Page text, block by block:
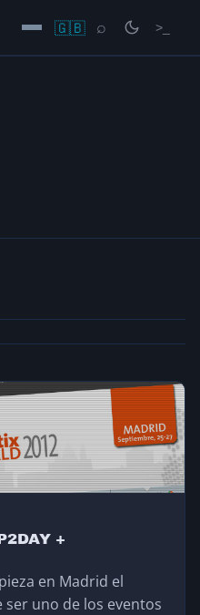
🇬🇧 ⌕ >_
+
en Madrid el
ser uno de los eventos